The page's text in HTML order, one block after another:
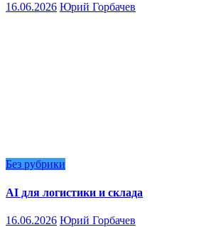
16.06.2026 Юрий Горбачев
Без рубрики
AI для логистики и склада
16.06.2026 Юрий Горбачев